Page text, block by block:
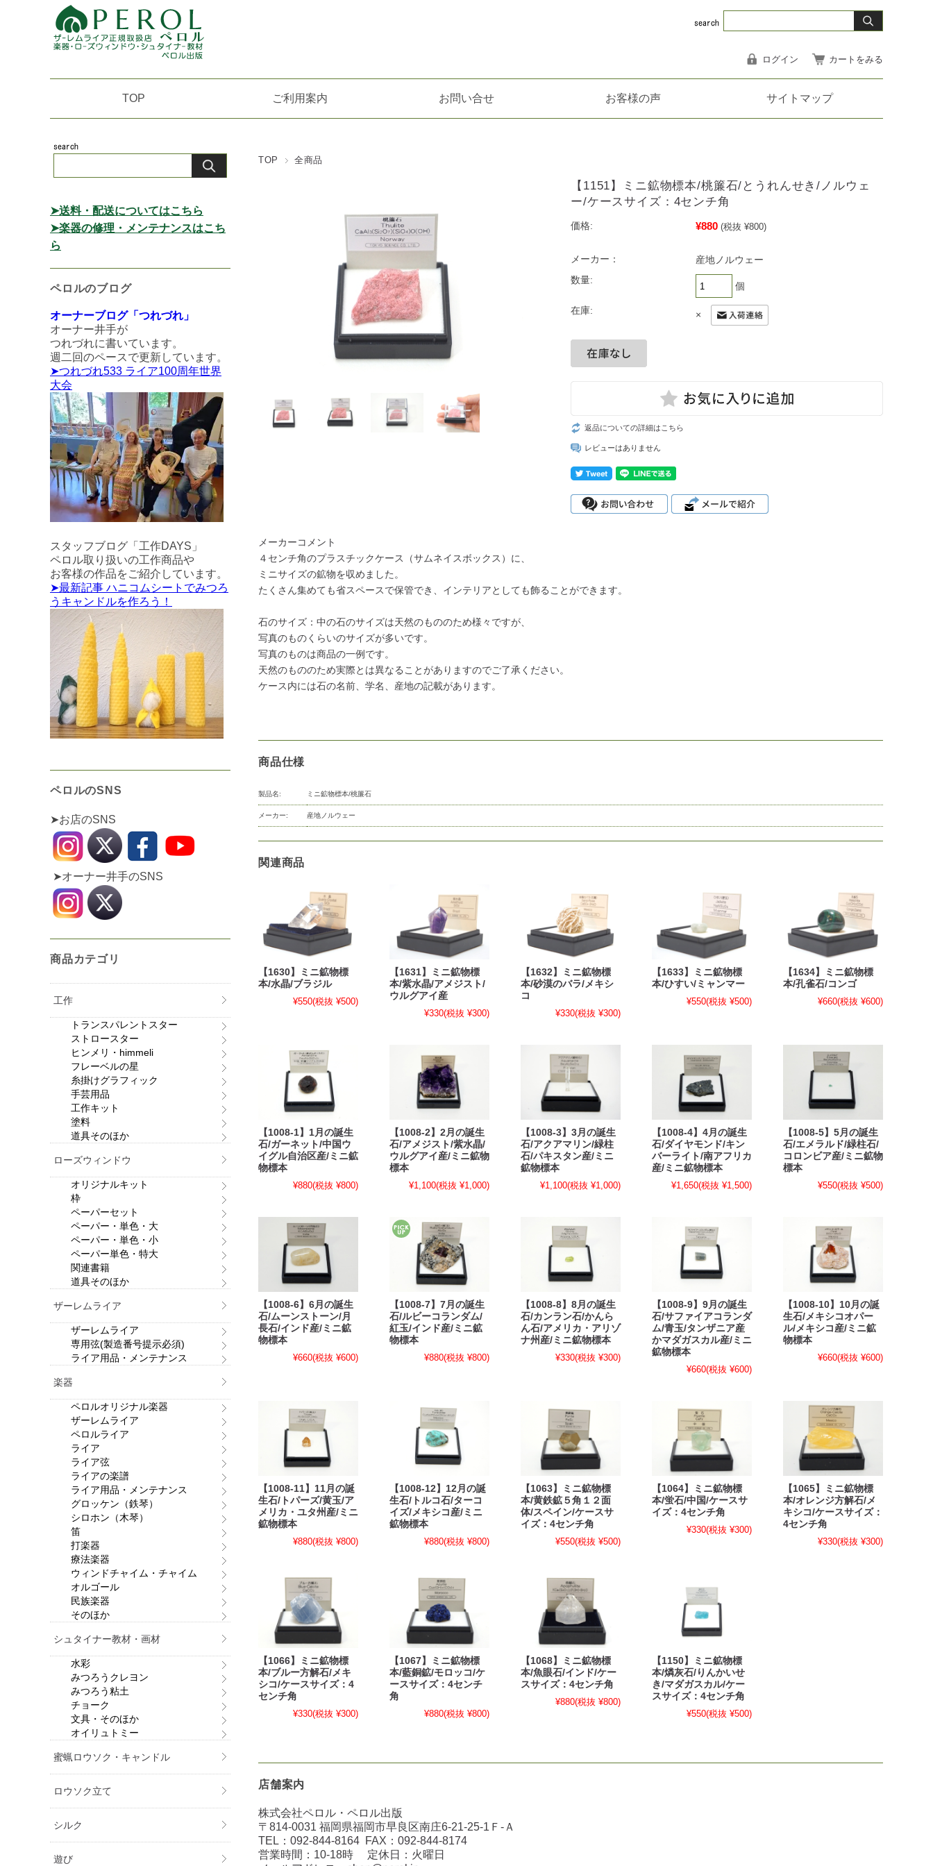
ログイン カートをみる
TOP ご利用案内 お問い合せ お客様の声 サイトマップ
TOP 全商品
【1151】ミニ鉱物標本/桃簾石/とうれんせき/ノルウェ
ー/ケースサイズ：4センチ角
価格: ¥880 (税抜 ¥800)
メーカー：
産地ノルウェー
数量:
個
在庫: ×
返品についての詳細はこちら
レビューはありません
メーカーコメント
４センチ角のプラスチックケース（サムネイスボックス）に、
ミニサイズの鉱物を収めました。
たくさん集めても省スペースで保管でき、インテリアとしても飾ることができます。
石のサイズ：中の石のサイズは天然のもののため様々ですが、
写真のものくらいのサイズが多いです。
写真のものは商品の一例です。
天然のもののため実際とは異なることがありますのでご了承ください。
ケース内には石の名前、学名、産地の記載があります。
商品仕様
製品名: ミニ鉱物標本/桃簾石
メーカー: 産地ノルウェー
関連商品
【1630】ミニ鉱物標
本/水晶/ブラジル
¥550(税抜 ¥500)
【1631】ミニ鉱物標
本/紫水晶/アメジスト/
ウルグアイ産
¥330(税抜 ¥300)
【1632】ミニ鉱物標
本/砂漠のバラ/メキシ
コ
¥330(税抜 ¥300)
【1633】ミニ鉱物標
本/ひすい/ミャンマー
¥550(税抜 ¥500)
【1634】ミニ鉱物標
本/孔雀石/コンゴ
¥660(税抜 ¥600)
【1008-1】1月の誕生
石/ガーネット/中国ウ
イグル自治区産/ミニ鉱
物標本
¥880(税抜 ¥800)
【1008-2】2月の誕生
石/アメジスト/紫水晶/
ウルグアイ産/ミニ鉱物
標本
¥1,100(税抜 ¥1,000)
【1008-3】3月の誕生
石/アクアマリン/緑柱
石/パキスタン産/ミニ
鉱物標本
¥1,100(税抜 ¥1,000)
【1008-4】4月の誕生
石/ダイヤモンド/キン
バーライト/南アフリカ
産/ミニ鉱物標本
¥1,650(税抜 ¥1,500)
【1008-5】5月の誕生
石/エメラルド/緑柱石/
コロンビア産/ミニ鉱物
標本
¥550(税抜 ¥500)
【1008-6】6月の誕生
石/ムーンストーン/月
長石/インド産/ミニ鉱
物標本
¥660(税抜 ¥600)
【1008-7】7月の誕生
石/ルビーコランダム/
紅玉/インド産/ミニ鉱
物標本
¥880(税抜 ¥800)
【1008-8】8月の誕生
石/カンラン石/かんら
ん石/アメリカ・アリゾ
ナ州産/ミニ鉱物標本
¥330(税抜 ¥300)
【1008-9】9月の誕生
石/サファイアコランダ
ム/青玉/タンザニア産
かマダガスカル産/ミニ
鉱物標本
¥660(税抜 ¥600)
【1008-10】10月の誕
生石/メキシコオパー
ル/メキシコ産/ミニ鉱
物標本
¥660(税抜 ¥600)
【1008-11】11月の誕
生石/トパーズ/黄玉/ア
メリカ・ユタ州産/ミニ
鉱物標本
¥880(税抜 ¥800)
【1008-12】12月の誕
生石/トルコ石/ターコ
イズ/メキシコ産/ミニ
鉱物標本
¥880(税抜 ¥800)
【1063】ミニ鉱物標
本/黄鉄鉱５角１２面
体/スペイン/ケースサ
イズ：4センチ角
¥550(税抜 ¥500)
【1064】ミニ鉱物標
本/蛍石/中国/ケースサ
イズ：4センチ角
¥330(税抜 ¥300)
【1065】ミニ鉱物標
本/オレンジ方解石/メ
キシコ/ケースサイズ：
4センチ角
¥330(税抜 ¥300)
【1066】ミニ鉱物標
本/ブルー方解石/メキ
シコ/ケースサイズ：4
センチ角
¥330(税抜 ¥300)
【1067】ミニ鉱物標
本/藍銅鉱/モロッコ/ケ
ースサイズ：4センチ
角
¥880(税抜 ¥800)
【1068】ミニ鉱物標
本/魚眼石/インド/ケー
スサイズ：4センチ角
¥880(税抜 ¥800)
【1150】ミニ鉱物標
本/燐灰石/りんかいせ
き/マダガスカル/ケー
スサイズ：4センチ角
¥550(税抜 ¥500)
店舗案内
株式会社ペロル・ペロル出版
〒814-0031 福岡県福岡市早良区南庄6-21-25-1Ｆ-Ａ
TEL： 092-844-8164 FAX： 092-844-8174
営業時間：10-18時 定休日：火曜日
➤送料・配送についてはこちら
➤楽器の修理・メンテナンスはこち
ら
ペロルのブログ
オーナーブログ「つれづれ」
オーナー井手が
つれづれに書いています。
週二回のペースで更新しています。
➤つれづれ533 ライア100周年世界
大会
スタッフブログ「工作DAYS」
ペロル取り扱いの工作商品や
お客様の作品をご紹介しています。
➤最新記事 ハニコムシートでみつろ
うキャンドルを作ろう！
ペロルのSNS
➤お店のSNS
➤オーナー井手のSNS
商品カテゴリ
工作
トランスパレントスター
ストロースター
ヒンメリ・himmeli
フレーベルの星
糸掛けグラフィック
手芸用品
工作キット
塗料
道具そのほか
ローズウィンドウ
オリジナルキット
枠
ペーパーセット
ペーパー・単色・大
ペーパー・単色・小
ペーパー単色・特大
関連書籍
道具そのほか
ザーレムライア
ザーレムライア
専用弦(製造番号提示必須)
ライア用品・メンテナンス
楽器
ペロルオリジナル楽器
ザーレムライア
ペロルライア
ライア
ライア弦
ライアの楽譜
ライア用品・メンテナンス
グロッケン（鉄琴）
シロホン（木琴）
笛
打楽器
療法楽器
ウィンドチャイム・チャイム
オルゴール
民族楽器
そのほか
シュタイナー教材・画材
水彩
みつろうクレヨン
みつろう粘土
チョーク
文具・そのほか
オイリュトミー
蜜蝋ロウソク・キャンドル
ロウソク立て
シルク
遊び